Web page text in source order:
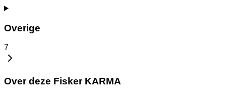
Overige
7
Over deze Fisker KARMA